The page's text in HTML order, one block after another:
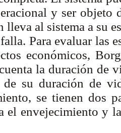
y ser objeto
lleva al sistema a su
Para evaluar las
económicos,
la duración de
de su duración de
se tienen dos
el envejecimiento y